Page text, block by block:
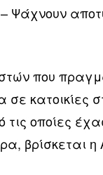
Ψάχνουν
που
σε κατοικίες
οποίες
βρίσκεται η